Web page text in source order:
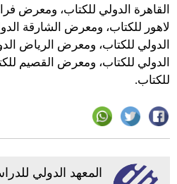
القاهرة الدولي للكتاب، ومعرض
لاهور للكتاب، ومعرض الشارقة
الدولي للكتاب، ومعرض الرياض
الدولي للكتاب، ومعرض القصيم
للكتاب.
المعهد الدولي